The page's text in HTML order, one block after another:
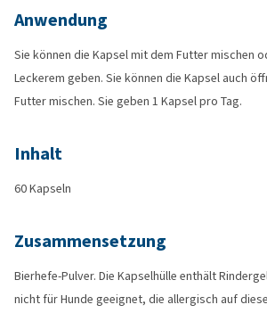
Anwendung
Sie können die Kapsel mit dem Futter mischen
Leckerem geben. Sie können die Kapsel auch
Futter mischen. Sie geben 1 Kapsel pro Tag.
Inhalt
60 Kapseln
Zusammensetzung
Bierhefe-Pulver. Die Kapselhülle enthält
nicht für Hunde geeignet, die allergisch auf